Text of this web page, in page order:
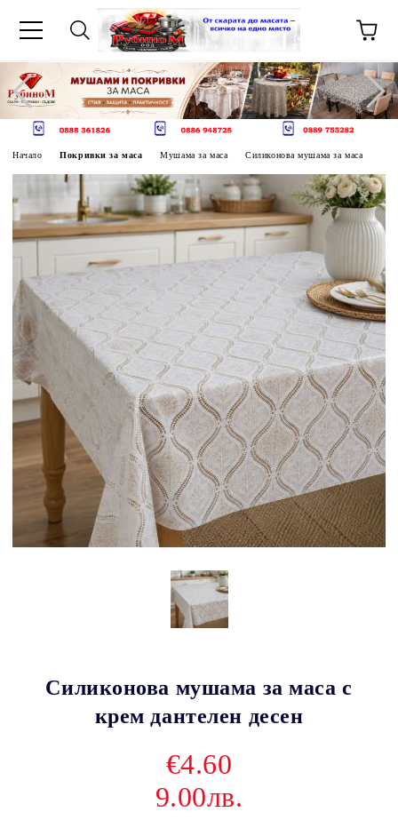
Начало Покривки за маса Мушама за маса Силиконова мушама за маса
Силиконова мушама за маса с
крем дантелен десен
€4.60
9.00лв.